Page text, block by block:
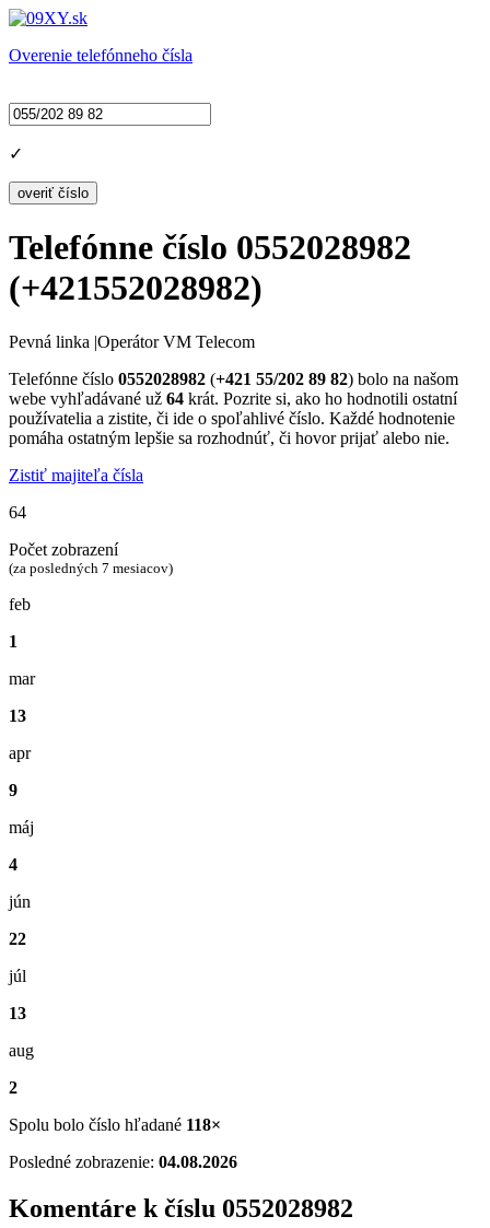
Overenie telefónneho čísla
✓
Telefónne číslo 0552028982
(+421552028982)
Pevná linka |Operátor VM Telecom
Telefónne číslo 0552028982 (+421 55/202 89 82) bolo na našom
webe vyhľadávané už 64 krát. Pozrite si, ako ho hodnotili ostatní
používatelia a zistite, či ide o spoľahlivé číslo. Každé hodnotenie
pomáha ostatným lepšie sa rozhodnúť, či hovor prijať alebo nie.
Zistiť majiteľa čísla
64
Počet zobrazení
(za posledných 7 mesiacov)
feb
1
mar
13
apr
9
máj
4
jún
22
júl
13
aug
2
Spolu bolo číslo hľadané 118×
Posledné zobrazenie: 04.08.2026
Komentáre k číslu 0552028982